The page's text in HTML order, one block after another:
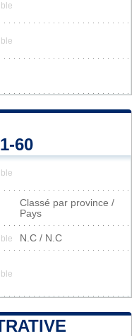
60
Classé par province /
Pays
N.C / N.C